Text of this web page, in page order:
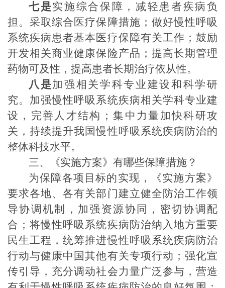
七是实施综合保障，减轻患者疾病负
担。采取综合医疗保障措施；做好慢性呼吸
系统疾病患者基本医疗保障有关工作；鼓励
开发相关商业健康保险产品；提高长期管理
药物可及性，提高患者长期治疗依从性。
八是加强相关学科专业建设和科学研
究。加强慢性呼吸系统疾病相关学科专业建
设，完善人才结构；集中力量加快科研攻
关，持续提升我国慢性呼吸系统疾病防治的
整体科技水平。
三、《实施方案》有哪些保障措施？
为保障各项目标的实现，《实施方案》
要求各地、各有关部门建立健全防治工作领
导协调机制， 加强资源协同，密切协调配
合；将慢性呼吸系统疾病防治纳入地方重要
民生工程，统筹推进慢性呼吸系统疾病防治
行动与健康中国其他有关专项行动；强化宣
传引导，充分调动社会力量广泛参与，营造